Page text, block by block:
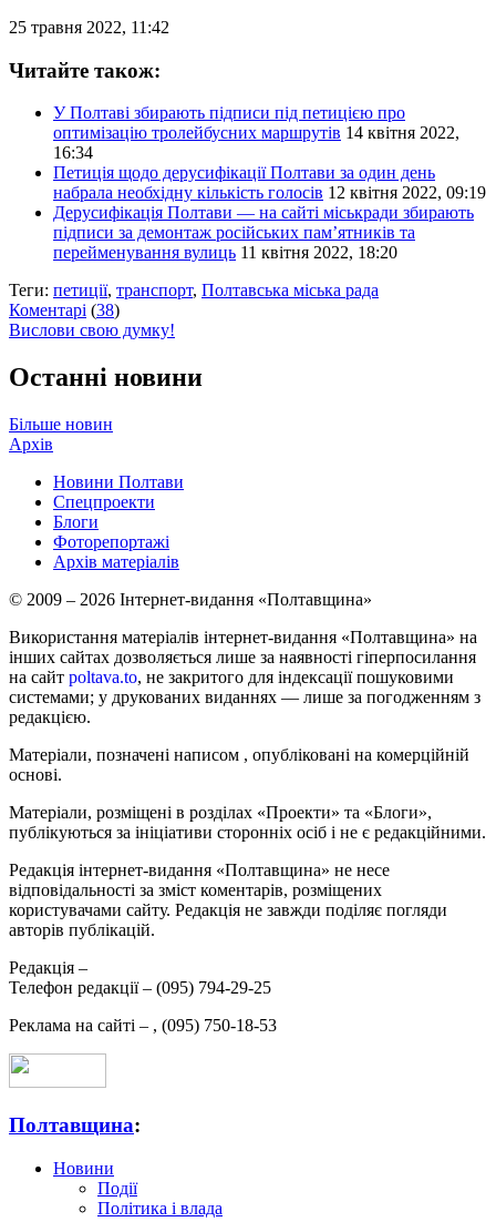
25 травня 2022, 11:42
Читайте також:
У Полтаві збирають підписи під петицією про
оптимізацію тролейбусних маршрутів 14 квітня 2022,
16:34
Петиція щодо дерусифікації Полтави за один день
набрала необхідну кількість голосів 12 квітня 2022, 09:19
Дерусифікація Полтави — на сайті міськради збирають
підписи за демонтаж російських пам’ятників та
перейменування вулиць 11 квітня 2022, 18:20
Теги: петиції, транспорт, Полтавська міська рада
Коментарі (38)
Вислови свою думку!
Останні новини
Більше новин
Архів
Новини Полтави
Спецпроекти
Блоги
Фоторепортажі
Архів матеріалів
© 2009 – 2026 Інтернет-видання «Полтавщина»
Використання матеріалів інтернет-видання «Полтавщина» на
інших сайтах дозволяється лише за наявності гіперпосилання
на сайт poltava.to, не закритого для індексації пошуковими
системами; у друкованих виданнях — лише за погодженням з
редакцією.
Матеріали, позначені написом , опубліковані на комерційній
основі.
Матеріали, розміщені в розділах «Проекти» та «Блоги»,
публікуються за ініціативи сторонніх осіб і не є редакційними.
Редакція інтернет-видання «Полтавщина» не несе
відповідальності за зміст коментарів, розміщених
користувачами сайту. Редакція не завжди поділяє погляди
авторів публікацій.
Редакція –
Телефон редакції – (095) 794-29-25
Реклама на сайті – , (095) 750-18-53
Полтавщина:
Новини
Події
Політика і влада